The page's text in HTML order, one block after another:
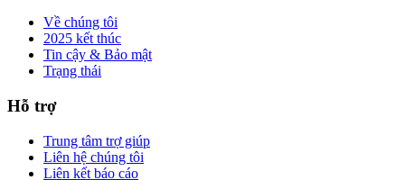
Về chúng tôi
2025 kết thúc
Tin cậy & Bảo mật
Trạng thái
Hỗ trợ
Trung tâm trợ giúp
Liên hệ chúng tôi
Liên kết báo cáo